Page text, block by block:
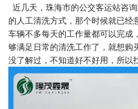
近几天，珠海市的公交客运站咨
的人工清洗方式，那个时候就已经
车辆不多每天的工作量都可以完成
够满足日常的清洗工作了，就想购
没了解过，不知道好不好用，所以